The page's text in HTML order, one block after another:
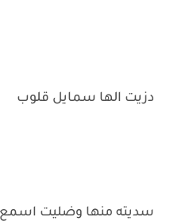
دزيت الها سمايل قلوب
سديته منها وضليت اسمع